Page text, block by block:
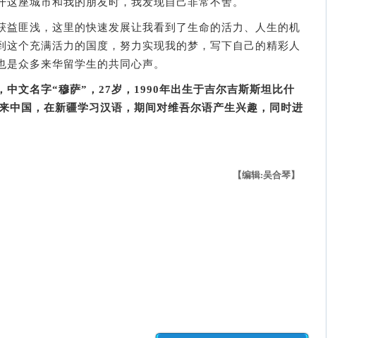
匪浅，这里的快速发展让我看到了生命的活力、人生的机
这个充满活力的国度，努力实现我的梦，写下自己的精彩人
是众多来华留学生的共同心声。
中文名字“穆萨”，27岁，1990年出生于吉尔吉斯斯坦比什
中国，在新疆学习汉语，期间对维吾尔语产生兴趣，同时进
【编辑:吴合琴】